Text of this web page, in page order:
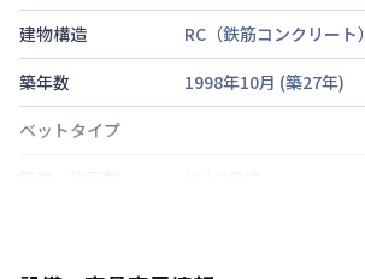
建物構造
RC（鉄筋コンクリート）
築年数
1998年10月 (築27年)
ベットタイプ
部屋の向き